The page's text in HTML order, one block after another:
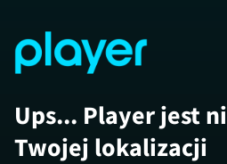
Ups... Player jest
Twojej lokalizacji